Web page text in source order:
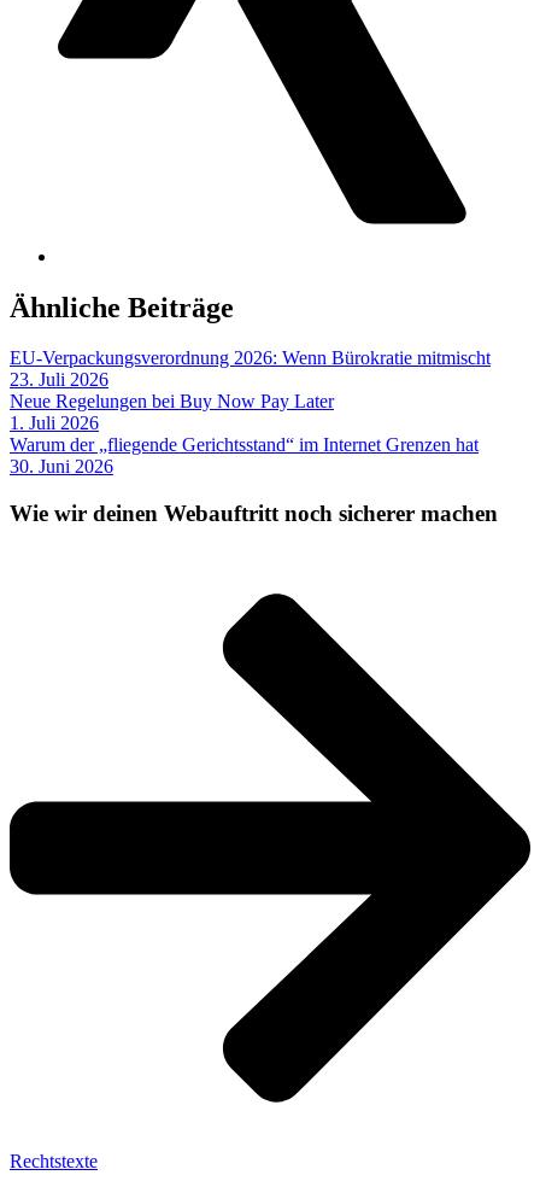
Ähnliche Beiträge
EU-Verpackungsverordnung 2026: Wenn Bürokratie mitmischt
23. Juli 2026
Neue Regelungen bei Buy Now Pay Later
1. Juli 2026
Warum der „fliegende Gerichtsstand“ im Internet Grenzen hat
30. Juni 2026
Wie wir deinen Webauftritt noch sicherer machen
Rechtstexte